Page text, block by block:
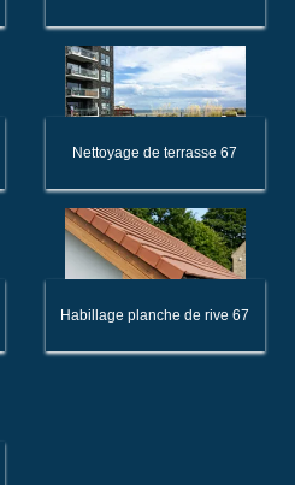
Nettoyage de terrasse 67
Habillage planche de rive 67